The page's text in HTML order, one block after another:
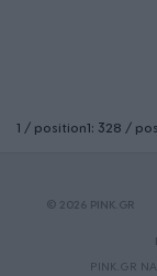
1 / position1: 328 /
© 2026 PINK.GR
PINK.GR